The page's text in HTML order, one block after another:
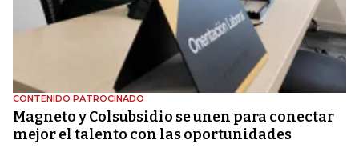
CONTENIDO PATROCINADO
Magneto y Colsubsidio se unen para conectar
mejor el talento con las oportunidades